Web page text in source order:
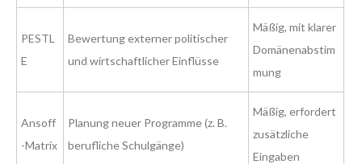
PESTL
E
Bewertung externer politischer
und wirtschaftlicher Einflüsse
Mäßig, mit klarer
Domänenabstim
mung
Ansoff
-Matrix
Planung neuer Programme (z. B.
berufliche Schulgänge)
Mäßig, erfordert
zusätzliche
Eingaben